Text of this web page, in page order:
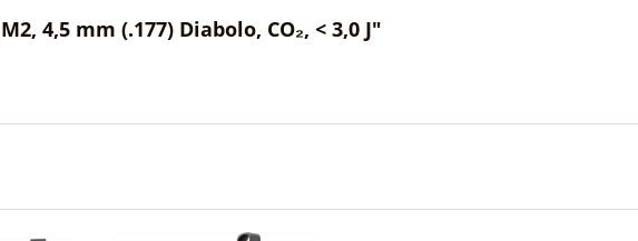
4,5 mm (.177) Diabolo, CO₂, < 3,0 J"